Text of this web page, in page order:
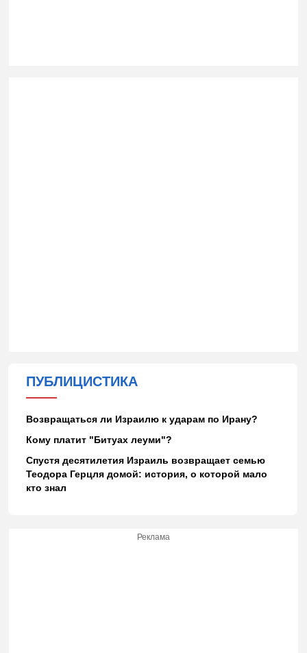
ПУБЛИЦИСТИКА
Возвращаться ли Израилю к ударам по Ирану?
Кому платит "Битуах леуми"?
Спустя десятилетия Израиль возвращает семью
Теодора Герцля домой: история, о которой мало
кто знал
Реклама